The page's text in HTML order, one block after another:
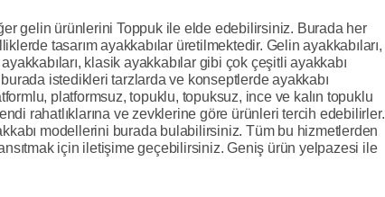
gelin ürünlerini Toppuk ile elde edebilirsiniz. Burada her
tasarım ayakkabılar üretilmektedir. Gelin ayakkabıları,
klasik ayakkabılar gibi çok çeşitli ayakkabı
istedikleri tarzlarda ve konseptlerde ayakkabı
platformsuz, topuklu, topuksuz, ince ve kalın topuklu
rahatlıklarına ve zevklerine göre ürünleri tercih edebilirler.
modellerini burada bulabilirsiniz. Tüm bu hizmetlerden
için iletişime geçebilirsiniz. Geniş ürün yelpazesi ile